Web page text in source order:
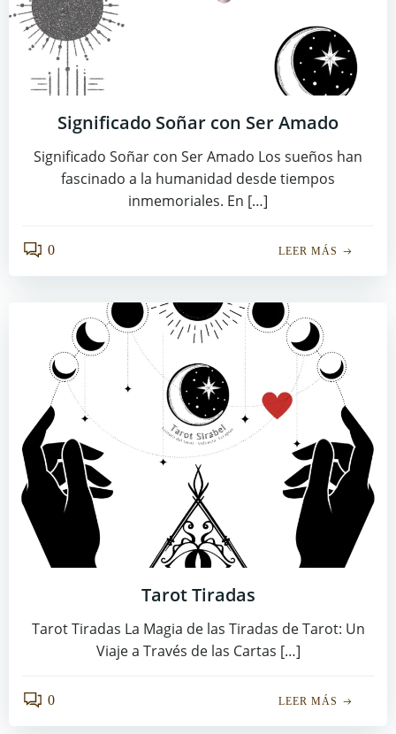
Significado Soñar con Ser Amado
Significado Soñar con Ser Amado Los sueños han
fascinado a la humanidad desde tiempos
inmemoriales. En […]
0 LEER MÁS
Tarot Tiradas
Tarot Tiradas La Magia de las Tiradas de Tarot: Un
Viaje a Través de las Cartas […]
0 LEER MÁS